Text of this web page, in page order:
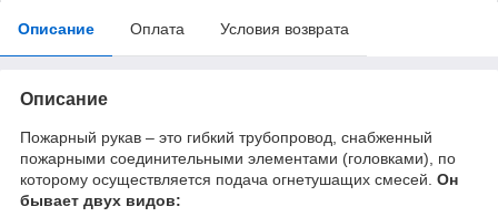
Описание Оплата Условия возврата
Описание
Пожарный рукав – это гибкий трубопровод, снабженный
пожарными соединительными элементами (головками), по
которому осуществляется подача огнетушащих смесей. Он
бывает двух видов: